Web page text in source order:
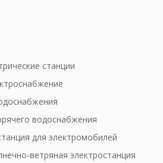
станции
водоснабжения
для электромобилей
ветряная электростанция